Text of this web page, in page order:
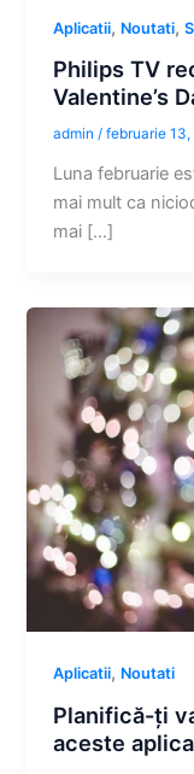
Aplicatii, Noutati,
Philips TV
Valentine’s
admin/februarie 13,
Luna februarie
mai mult ca
mai […]
Aplicatii, Noutati
Planifică-ți
aceste